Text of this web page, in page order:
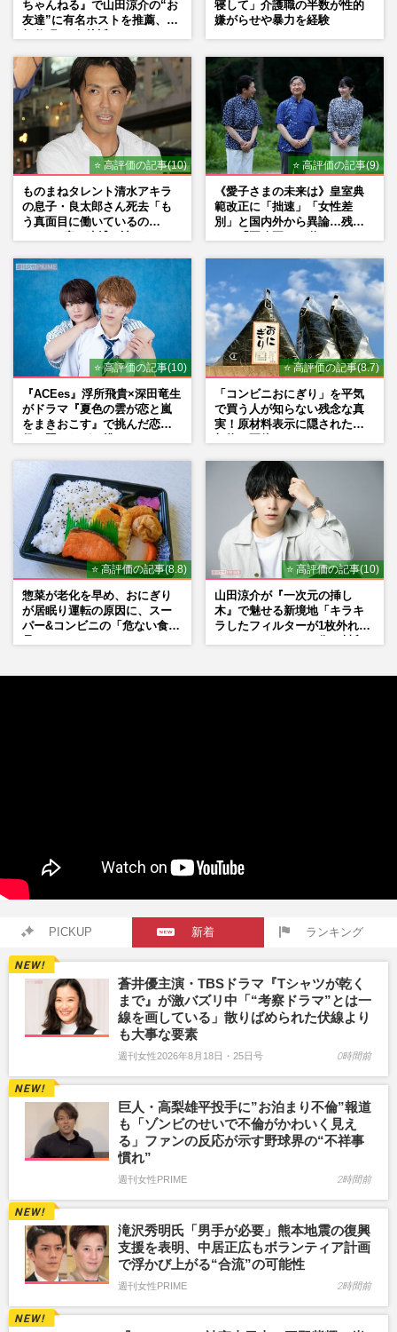
ちゃんねる』で山田涼介の“お
友達”に有名ホストを推薦、歌
寝して」介護職の半数が性的
嫌がらせや暴力を経験
⭐ 高評価の記事(10)
ものまねタレント清水アキラ
の息子・良太郎さん死去「も
う真面目に働いているの
⭐ 高評価の記事(9)
《愛子さまの未来は》皇室典
範改正に「拙速」「女性差
別」と国内外から異論…残さ
⭐ 高評価の記事(10)
『ACEes』浮所飛貴×深田竜生
がドラマ『夏色の雲が恋と嵐
をまきおこす』で挑んだ恋人
⭐ 高評価の記事(8.7)
「コンビニおにぎり」を平気
で買う人が知らない残念な真
実！原材料表示に隠された添
⭐ 高評価の記事(8.8)
惣菜が老化を早め、おにぎり
が居眠り運転の原因に、スー
パー&コンビニの「危ない食
⭐ 高評価の記事(10)
山田涼介が『一次元の挿し
木』で魅せる新境地「キラキ
ラしたフィルターが1枚外れて
PICKUP 新着 ランキング
蒼井優主演・TBSドラマ『Tシャツが乾く
まで』が激バズリ中「“考察ドラマ”とは一
線を画している」散りばめられた伏線より
も大事な要素
週刊女性2026年8月18日・25日号 0時間前
巨人・高梨雄平投手に”お泊まり不倫”報道
も「ゾンビのせいで不倫がかわいく見え
る」ファンの反応が示す野球界の“不祥事
慣れ”
週刊女性PRIME 2時間前
滝沢秀明氏「男手が必要」熊本地震の復興
支援を表明、中居正広もボランティア計画
で浮かび上がる“合流”の可能性
週刊女性PRIME 2時間前